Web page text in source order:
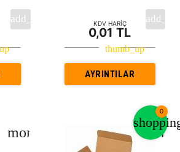
0
KDV HARİÇ
0,01 TL
AYRINTILAR